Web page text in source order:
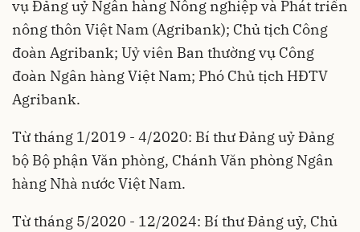
vụ Đảng uỷ Ngân hàng Nông nghiệp và Phát triển
nông thôn Việt Nam (Agribank); Chủ tịch Công
đoàn Agribank; Uỷ viên Ban thường vụ Công
đoàn Ngân hàng Việt Nam; Phó Chủ tịch HĐTV
Agribank.
Từ tháng 1/2019 - 4/2020: Bí thư Đảng uỷ Đảng
bộ Bộ phận Văn phòng, Chánh Văn phòng Ngân
hàng Nhà nước Việt Nam.
Từ tháng 5/2020 - 12/2024: Bí thư Đảng uỷ, Chủ